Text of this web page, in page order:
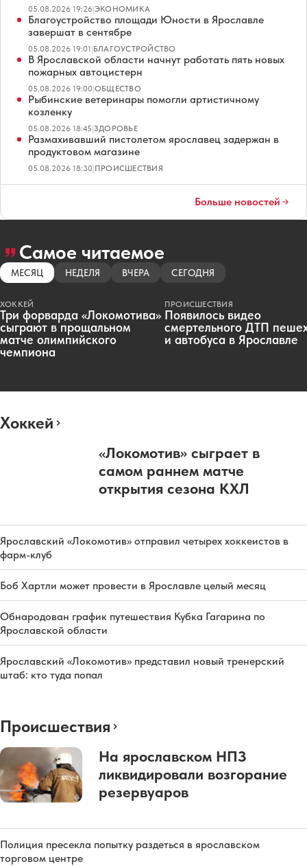
05.08.2026 19:26|ЭКОНОМИКА
Благоустройство площади Юности в Ярославле
завершат в сентябре
05.08.2026 19:01|БЛАГОУСТРОЙСТВО
В Ярославской области начнут работать пять новых
пожарных автоцистерн
05.08.2026 19:00|ОБЩЕСТВО
Рыбинские ветеринары помогли артистичному
козленку
05.08.2026 18:45|ЗДОРОВЬЕ
Размахивавший пистолетом ярославец задержан в
продуктовом магазине
05.08.2026 18:30|ПРОИСШЕСТВИЯ
Больше новостей
Самое читаемое
МЕСЯЦ НЕДЕЛЯ ВЧЕРА СЕГОДНЯ
ХОККЕЙ
Три форварда «Локомотива»
сыграют в прощальном
матче олимпийского
чемпиона
ПРОИСШЕСТВИЯ
Появилось видео
смертельного ДТП
и автобуса в Ярославле
Хоккей
«Локомотив» сыграет в
самом раннем матче
открытия сезона КХЛ
Ярославский «Локомотив» отправил четырех хоккеистов в
фарм-клуб
Боб Хартли может провести в Ярославле целый месяц
Обнародован график путешествия Кубка Гагарина по
Ярославской области
Ярославский «Локомотив» представил новый тренерский
штаб: кто туда попал
Происшествия
На ярославском НПЗ
ликвидировали возгорание
резервуаров
Полиция пресекла попытку раздеться в ярославском
торговом центре